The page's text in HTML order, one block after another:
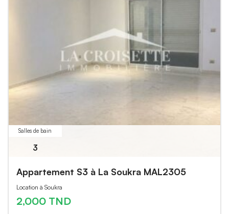
Salles de bain
3
Appartement S3 à La Soukra MAL2305
Location à Soukra
2,000 TND